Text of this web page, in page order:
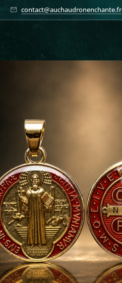
contact@auchaudronenchante.fr